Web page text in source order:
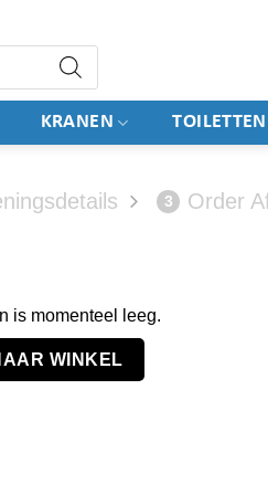
KRANEN TOILETTEN
3 Order
is momenteel leeg.
WINKEL